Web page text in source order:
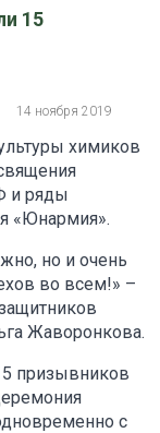
15
14 ноября 2019
химиков
и ряды
«Юнармия».
но и очень
во всем!» –
Жаворонкова.
призывников
с